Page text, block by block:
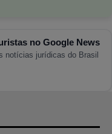
no Google News
notícias jurídicas do Brasil